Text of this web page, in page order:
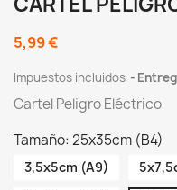
5,99 €
Impuestos incluidos
Cartel Peligro Eléctrico
Tamaño: 25x35cm (B4)
3,5x5cm (A9)